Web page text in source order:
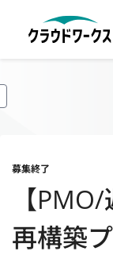
募集終了
【
再構築